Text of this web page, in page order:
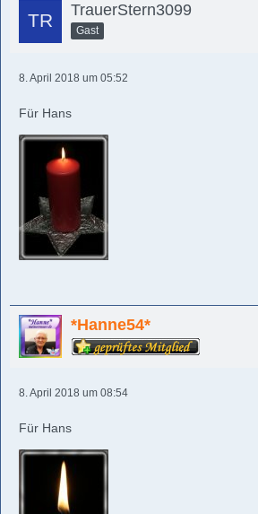
TrauerStern3099
Gast
8. April 2018 um 05:52
Für Hans
*Hanne54*
8. April 2018 um 08:54
Für Hans